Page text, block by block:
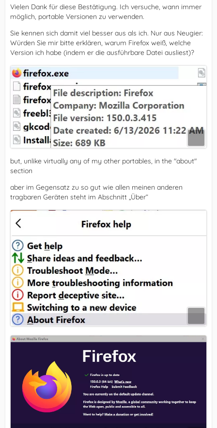
Vielen Dank für diese Bestätigung. Ich versuche, wann immer
möglich, portable Versionen zu verwenden.
Sie kennen sich damit viel besser aus als ich. Nur aus Neugier:
Würden Sie mir bitte erklären, warum Firefox weiß, welche
Version ich habe (indem er die ausführbare Datei ausliest)?
but, unlike virtually any of my other portables, in the "about"
section
aber im Gegensatz zu so gut wie allen meinen anderen
tragbaren Geräten steht im Abschnitt „Über“